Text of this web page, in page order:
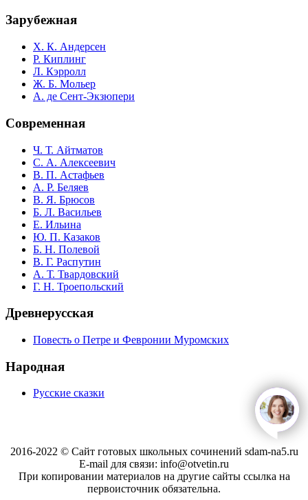
Зарубежная
Х. К. Андерсен
Р. Киплинг
Л. Кэрролл
Ж. Б. Мольер
А. де Сент-Экзюпери
Современная
Ч. Т. Айтматов
С. А. Алексеевич
В. П. Астафьев
А. Р. Беляев
В. Я. Брюсов
Б. Л. Васильев
Е. Ильина
Ю. П. Казаков
Б. Н. Полевой
В. Г. Распутин
А. Т. Твардовский
Г. Н. Троепольский
Древнерусская
Повесть о Петре и Февронии Муромских
Народная
Русские сказки
2016-2022 © Сайт готовых школьных сочинений sdam-na5.ru
E-mail для связи: info@otvetin.ru
При копировании материалов на другие сайты ссылка на
первоисточник обязательна.
open